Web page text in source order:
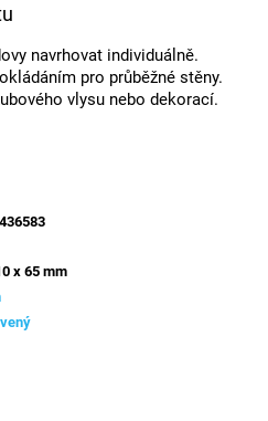
navrhovat individuálně.
pro průběžné stěny.
vlysu nebo dekorací.
x 65 mm